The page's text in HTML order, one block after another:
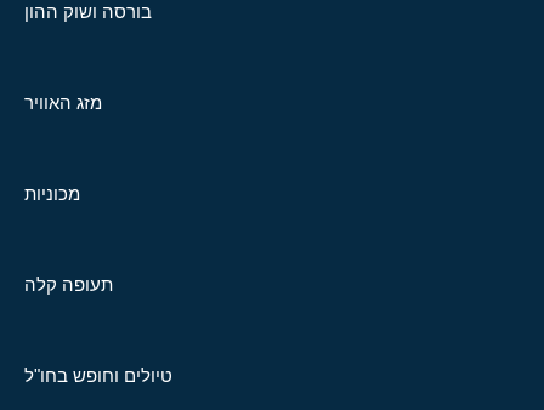
בורסה ושוק ההון
מזג האוויר
מכוניות
תעופה קלה
טיולים וחופש בחו"ל